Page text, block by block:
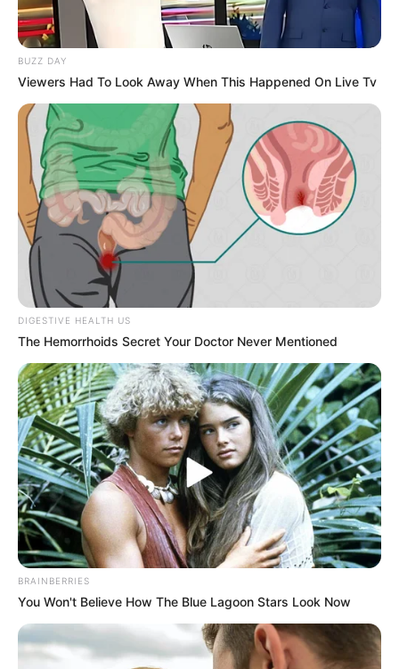
BUZZ DAY
Viewers Had To Look Away When This Happened On Live Tv
DIGESTIVE HEALTH US
The Hemorrhoids Secret Your Doctor Never Mentioned
BRAINBERRIES
You Won't Believe How The Blue Lagoon Stars Look Now